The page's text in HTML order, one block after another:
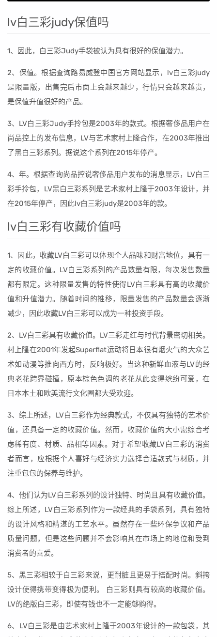
lv白三彩judy保值吗
1、因此，白三彩Judy手袋被认为具有很好的保值潜力。
2、保值。根据查询路易威登中国官方网站显示，lv白三彩judy
是限量版，出售完后市面上会越来越少，行情只会越来越贵，
是保值升值很好的产品。
3、LV白三彩Judy手拎包是2003年的款式。根据奢侈品用户在
尚品控上的发布信息，LV与艺术家村上隆合作，在2003年推出
了黑白三彩系列。据说这个系列在2015年停产。
4、年。根据查询尚品控说奢侈品用户发布的消息显示，LV白三
彩手拎包，LV黑白三彩系列是艺术家村上隆于2003年设计，并
在2015年停产，因此lv白三彩judy是2003年的款。
lv白三彩有收藏价值吗
1、因此，收藏LV白三彩可以体现个人品味和财富地位，具有一
定的收藏价值。LV白三彩系列的产品数量有限，每次发售数量
都有限定。这种限量发售的特性使得LV白三彩具有高的收藏价
值和升值潜力。随着时间的推移，限量发售的产品数量会逐渐
减少，因此收藏LV白三彩可以成为一种投资手段。
2、LV白三彩具有收藏价值。LV三彩走红与时代背景密切相关。
村上隆在2001年发起Superflat运动将日本很有烟火气的大众艺
术如动漫等推向西方时，反响极好。当这种新鲜血液与LV的经
典老花跨界碰撞，原本棕色色调的老花从此变得缤纷可爱，在
日本本土和欧美流行文化圈都大受欢迎。
3、综上所述，LV白三彩作为经典款式，不仅具有独特的艺术价
值，还具备一定的收藏价值。然而，收藏价值的大小需综合考
虑稀有度、材质、品相等因素。对于希望收藏LV白三彩的消费
者而言，应根据个人喜好与经济实力选择合适款式与材质，并
注重包包的保养与维护。
4、他们认为LV白三彩系列的设计独特、时尚且具有收藏价值。
综上所述，LV白三彩系列作为一款经典的手袋系列，具有独特
的设计风格和精湛的工艺水平。虽然存在一些环保争议和产品
质量问题，但是这些问题并不会影响其在市场上的地位和受到
消费者的喜爱。
5、黑三彩相较于白三彩来说，更耐脏且更易于搭配时尚。斜挎
设计使得携带变得极为便利。 白三彩则具有较高的收藏价值。
LV的绝版白三彩，即使有钱也不一定能够购得。
6、LV白三彩是由艺术家村上隆于2003年设计的一款包袋，其